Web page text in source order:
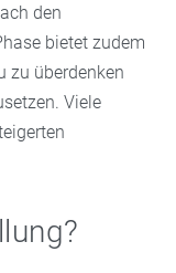
den
bietet zudem
zu überdenken
Viele